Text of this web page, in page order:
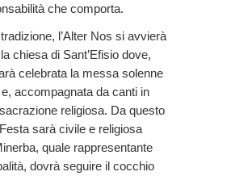
che comporta.
l’Alter Nos si avvierà
chiesa di Sant’Efisio dove,
celebrata la messa solenne
accompagnata da canti in
religiosa. Da questo
sarà civile e religiosa
quale rappresentante
dovrà seguire il cocchio